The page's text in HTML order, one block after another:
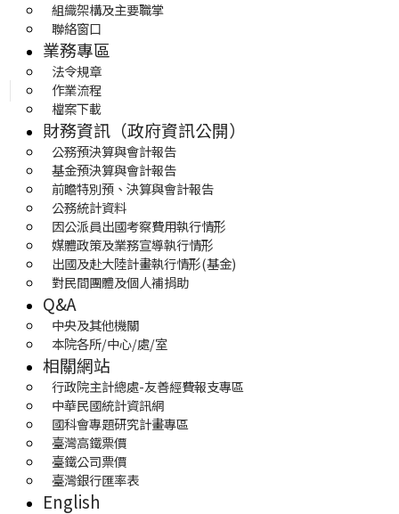
組織架構及主要職掌
聯絡窗口
業務專區
法令規章
作業流程
檔案下載
財務資訊（政府資訊公開）
公務預決算與會計報告
基金預決算與會計報告
前瞻特別預、決算與會計報告
公務統計資料
因公派員出國考察費用執行情形
媒體政策及業務宣導執行情形
出國及赴大陸計畫執行情形(基金)
對民間團體及個人補捐助
Q&A
中央及其他機關
本院各所/中心/處/室
相關網站
行政院主計總處-友善經費報支專區
中華民國統計資訊網
國科會專題研究計畫專區
臺灣高鐵票價
臺鐵公司票價
臺灣銀行匯率表
English